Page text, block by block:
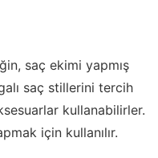
saç ekimi yapmış
saç stillerini tercih
kullanabilirler.
için kullanılır.